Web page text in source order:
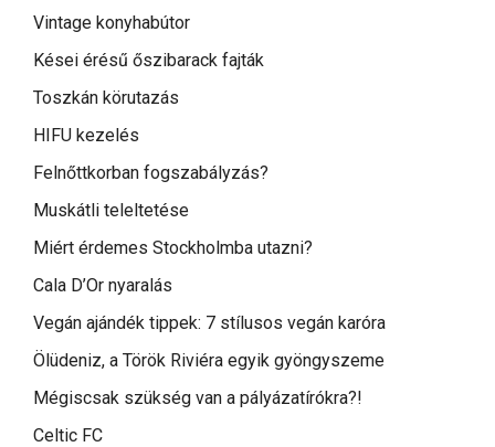
Vintage konyhabútor
Kései érésű őszibarack fajták
Toszkán körutazás
HIFU kezelés
Felnőttkorban fogszabályzás?
Muskátli teleltetése
Miért érdemes Stockholmba utazni?
Cala D’Or nyaralás
Vegán ajándék tippek: 7 stílusos vegán karóra
Ölüdeniz, a Török Riviéra egyik gyöngyszeme
Mégiscsak szükség van a pályázatírókra?!
Celtic FC